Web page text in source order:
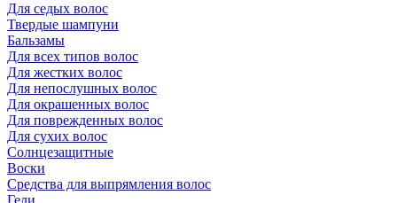
Для седых волос
Твердые шампуни
Бальзамы
Для всех типов волос
Для жестких волос
Для непослушных волос
Для окрашенных волос
Для поврежденных волос
Для сухих волос
Солнцезащитные
Воски
Средства для выпрямления волос
Гели